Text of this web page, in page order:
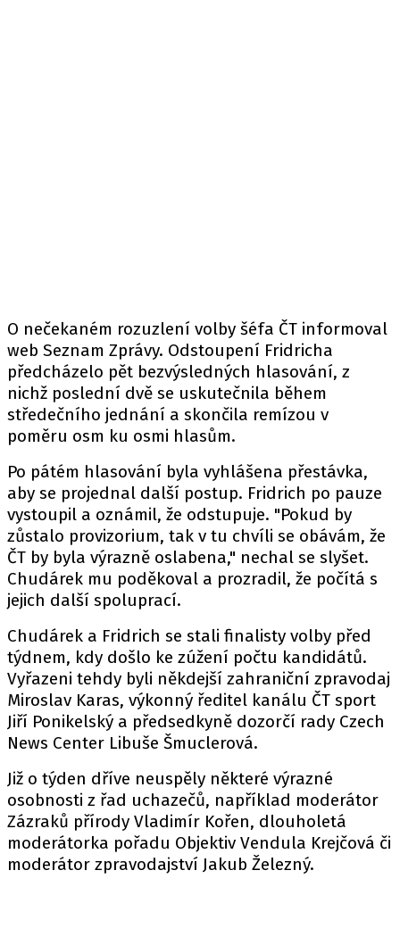
O nečekaném rozuzlení volby šéfa ČT informoval
web Seznam Zprávy. Odstoupení Fridricha
předcházelo pět bezvýsledných hlasování, z
nichž poslední dvě se uskutečnila během
středečního jednání a skončila remízou v
poměru osm ku osmi hlasům.
Po pátém hlasování byla vyhlášena přestávka,
aby se projednal další postup. Fridrich po pauze
vystoupil a oznámil, že odstupuje. "Pokud by
zůstalo provizorium, tak v tu chvíli se obávám, že
ČT by byla výrazně oslabena," nechal se slyšet.
Chudárek mu poděkoval a prozradil, že počítá s
jejich další spoluprací.
Chudárek a Fridrich se stali finalisty volby před
týdnem, kdy došlo ke zúžení počtu kandidátů.
Vyřazeni tehdy byli někdejší zahraniční zpravodaj
Miroslav Karas, výkonný ředitel kanálu ČT sport
Jiří Ponikelský a předsedkyně dozorčí rady Czech
News Center Libuše Šmuclerová.
Již o týden dříve neuspěly některé výrazné
osobnosti z řad uchazečů, například moderátor
Zázraků přírody Vladimír Kořen, dlouholetá
moderátorka pořadu Objektiv Vendula Krejčová či
moderátor zpravodajství Jakub Železný.